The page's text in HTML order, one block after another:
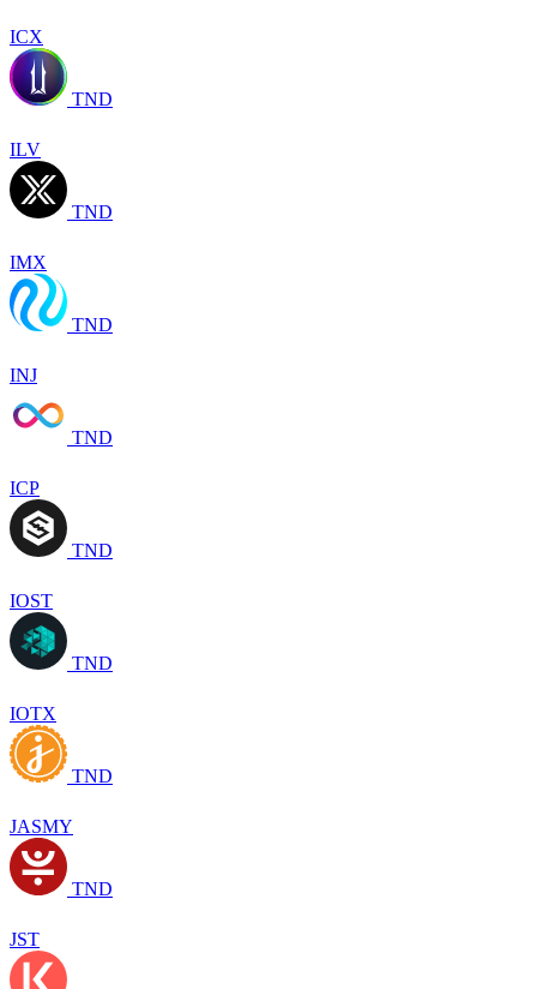
ICX
TND
ILV
TND
IMX
TND
INJ
TND
ICP
TND
IOST
TND
IOTX
TND
JASMY
TND
JST